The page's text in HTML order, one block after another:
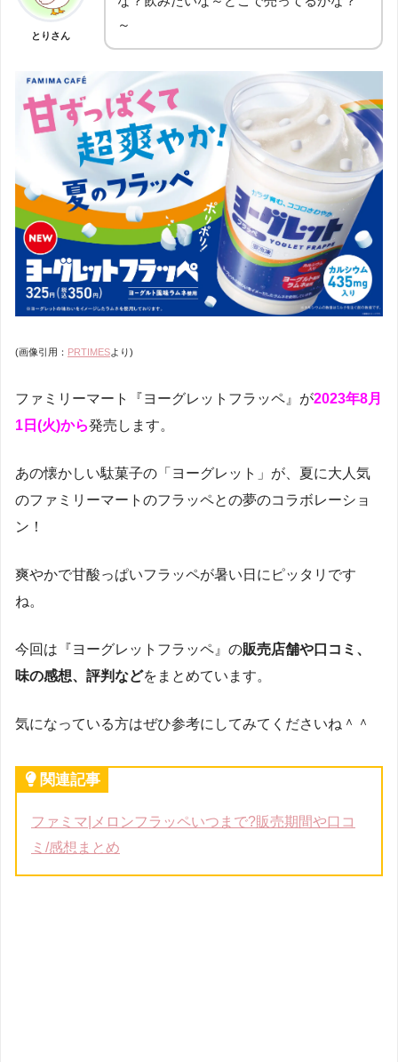
とりさん
～
(画像引用： PRTIMESより)
ファミリーマート『ヨーグレットフラッペ』が2023年8月
1日(火)から発売します。
あの懐かしい駄菓子の「ヨーグレット」が、夏に大人気
のファミリーマートのフラッペとの夢のコラボレーショ
ン！
爽やかで甘酸っぱいフラッペが暑い日にピッタリです
ね。
今回は『ヨーグレットフラッペ』の販売店舗や口コミ、
味の感想、評判などをまとめています。
気になっている方はぜひ参考にしてみてくださいね＾＾
関連記事
ファミマ|メロンフラッペいつまで?販売期間や口コ
ミ/感想まとめ